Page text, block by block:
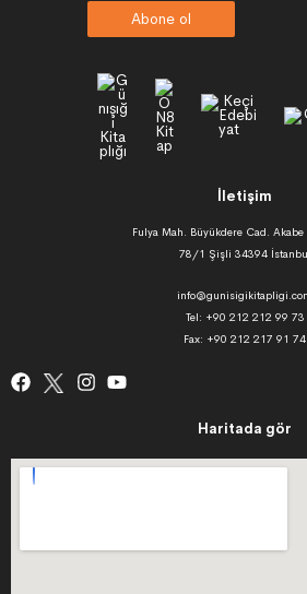
Abone ol
İletişim
Fulya Mah. Büyükdere Cad. Akabe
78/1 Şişli 34394
Tel: +90 212 212 99 73
Fax: +90 212 217 91 74
Haritada gör